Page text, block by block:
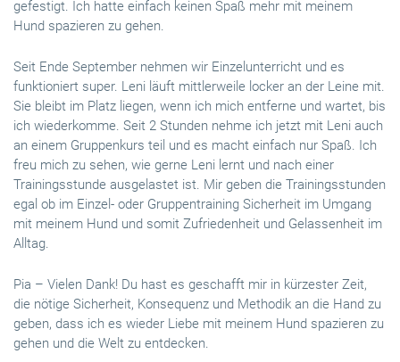
gefestigt. Ich hatte einfach keinen Spaß mehr mit meinem
Hund spazieren zu gehen.
Seit Ende September nehmen wir Einzelunterricht und es
funktioniert super. Leni läuft mittlerweile locker an der Leine mit.
Sie bleibt im Platz liegen, wenn ich mich entferne und wartet, bis
ich wiederkomme. Seit 2 Stunden nehme ich jetzt mit Leni auch
an einem Gruppenkurs teil und es macht einfach nur Spaß. Ich
freu mich zu sehen, wie gerne Leni lernt und nach einer
Trainingsstunde ausgelastet ist. Mir geben die Trainingsstunden
egal ob im Einzel- oder Gruppentraining Sicherheit im Umgang
mit meinem Hund und somit Zufriedenheit und Gelassenheit im
Alltag.
Pia – Vielen Dank! Du hast es geschafft mir in kürzester Zeit,
die nötige Sicherheit, Konsequenz und Methodik an die Hand zu
geben, dass ich es wieder Liebe mit meinem Hund spazieren zu
gehen und die Welt zu entdecken.